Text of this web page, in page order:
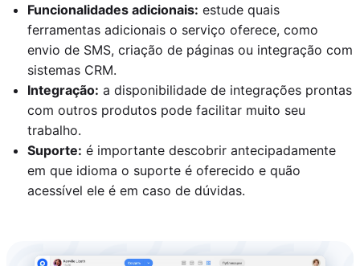
Funcionalidades adicionais: estude quais
ferramentas adicionais o serviço oferece, como
envio de SMS, criação de páginas ou integração com
sistemas CRM.
Integração: a disponibilidade de integrações prontas
com outros produtos pode facilitar muito seu
trabalho.
Suporte: é importante descobrir antecipadamente
em que idioma o suporte é oferecido e quão
acessível ele é em caso de dúvidas.